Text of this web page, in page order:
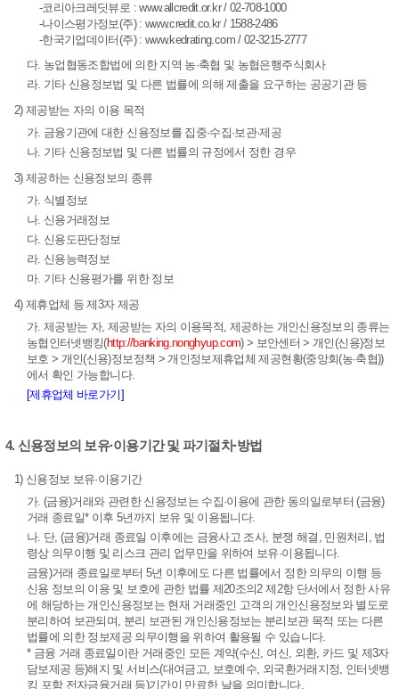
-코리아크레딧뷰로 : www.allcredit.or.kr / 02-708-1000
-나이스평가정보(주) : www.credit.co.kr / 1588-2486
-한국기업데이터(주) : www.kedrating.com / 02-3215-2777
다. 농업협동조합법에 의한 지역 농·축협 및 농협은행주식회사
라. 기타 신용정보법 및 다른 법률에 의해 제출을 요구하는 공공기관 등
2) 제공받는 자의 이용 목적
가. 금융기관에 대한 신용정보를 집중·수집·보관·제공
나. 기타 신용정보법 및 다른 법률의 규정에서 정한 경우
3) 제공하는 신용정보의 종류
가. 식별정보
나. 신용거래정보
다. 신용도판단정보
라. 신용능력정보
마. 기타 신용평가를 위한 정보
4) 제휴업체 등 제3자 제공
가. 제공받는 자, 제공받는 자의 이용목적, 제공하는 개인신용정보의 종류는
농협인터넷뱅킹(http://banking.nonghyup.com) > 보안센터 > 개인(신용)정보
보호 > 개인(신용)정보정책 > 개인정보제휴업체 제공현황(중앙회(농·축협))
에서 확인 가능합니다.
[제휴업체 바로가기]
4. 신용정보의 보유·이용기간 및 파기절차·방법
1) 신용정보 보유·이용기간
가. (금융)거래와 관련한 신용정보는 수집·이용에 관한 동의일로부터 (금융)
거래 종료일* 이후 5년까지 보유 및 이용됩니다.
나. 단, (금융)거래 종료일 이후에는 금융사고 조사, 분쟁 해결, 민원처리, 법
령상 의무이행 및 리스크 관리 업무만을 위하여 보유·이용됩니다.
금융)거래 종료일로부터 5년 이후에도 다른 법률에서 정한 의무의 이행 등
신용 정보의 이용 및 보호에 관한 법률 제20조의2 제2항 단서에서 정한 사유
에 해당하는 개인신용정보는 현재 거래중인 고객의 개인신용정보와 별도로
분리하여 보관되며, 분리 보관된 개인신용정보는 분리보관 목적 또는 다른
법률에 의한 정보제공 의무이행을 위하여 활용될 수 있습니다.
* 금융 거래 종료일이란 거래중인 모든 계약(수신, 여신, 외환, 카드 및 제3자
담보제공 등)해지 및 서비스(대여금고, 보호예수, 외국환거래지정, 인터넷뱅
킹 포함 전자금융거래 등)기간이 만료한 날을 의미합니다.